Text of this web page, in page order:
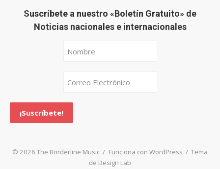
Suscríbete a nuestro «Boletín Gratuito» de
Noticias nacionales e internacionales
© 2026 The Borderline Music / Funciona con WordPress / Tema
de Design Lab